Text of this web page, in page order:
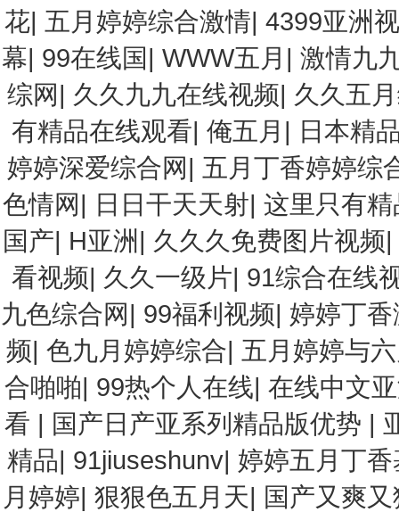
花| 五月婷婷综合激情|4399亚洲
幕| 99在线国| WWW五月 | 激情九
综网| 久久九九在线视频| 久久五
有精品在线观看|俺五月 | 日本精
婷婷深爱综合网| 五月丁香婷婷综
色情网| 日日干天天射| 这里只有
国产| H亚洲 | 久久久免费图片视频|
看视频| 久久一级片| 91综合在线
九色综合网| 99福利视频| 婷婷丁
频| 色九月婷婷综合| 五月婷婷与
合啪啪| 99热个人在线|在线中文
看 | 国产日产亚系列精品版优势 |
精品| 91jiuseshunv| 婷婷五月丁
月婷婷| 狠狠色五月天| 国产又爽